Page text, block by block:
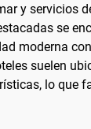
y servicios
se
moderna
suelen
lo que